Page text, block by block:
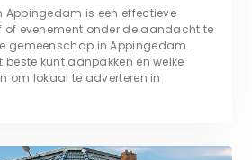
Appingedam is een effectieve
of evenement onder de aandacht te
gemeenschap in Appingedam.
beste kunt aanpakken en welke
om lokaal te adverteren in